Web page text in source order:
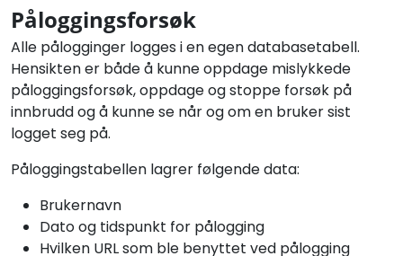
Påloggingsforsøk
Alle pålogginger logges i en egen databasetabell.
Hensikten er både å kunne oppdage mislykkede
påloggingsforsøk, oppdage og stoppe forsøk på
innbrudd og å kunne se når og om en bruker sist
logget seg på.
Påloggingstabellen lagrer følgende data:
Brukernavn
Dato og tidspunkt for pålogging
Hvilken URL som ble benyttet ved pålogging